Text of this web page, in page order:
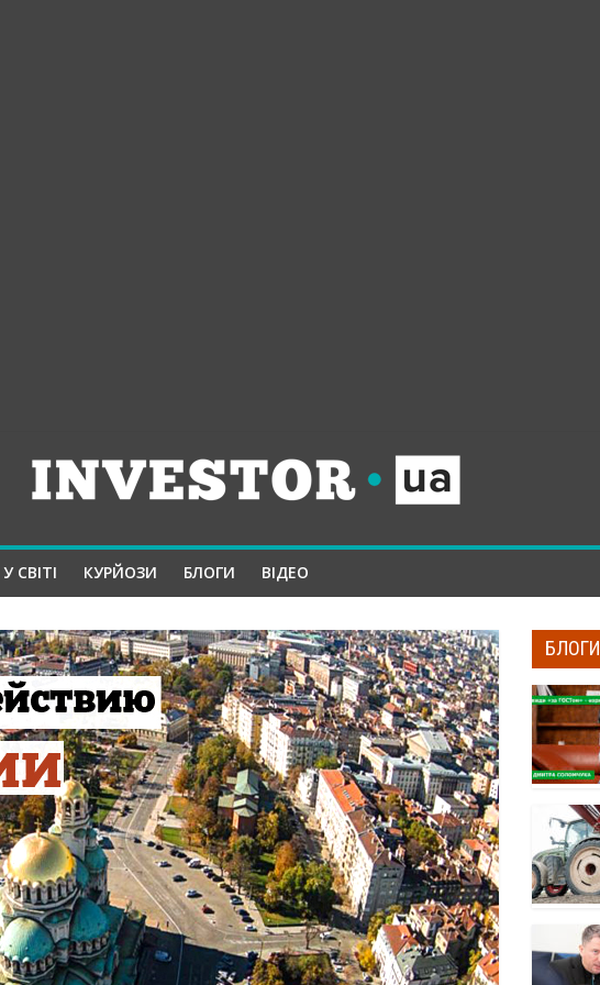
У СВІТІ КУРЙОЗИ БЛОГИ ВІДЕО
БЛОГИ